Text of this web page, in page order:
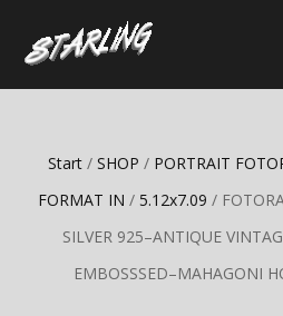
Start/ SHOP / PORTRAIT
FORMAT IN / 5.12x7.09 /
SILVER 925–ANTIQUE
EMBOSSSED–MAHAGONI